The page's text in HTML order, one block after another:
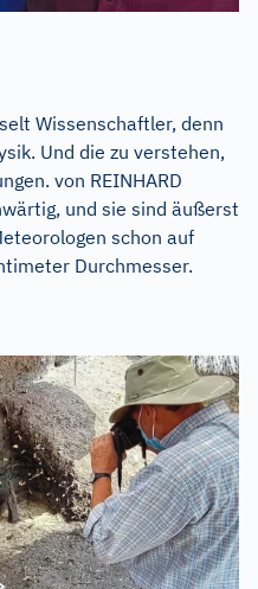
Wissenschaftler, denn
Und die zu verstehen,
von REINHARD
und sie sind äußerst
schon auf
Durchmesser.